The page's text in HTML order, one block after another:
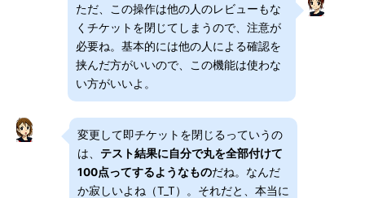
ただ、この操作は他の人のレビューもな
くチケットを閉じてしまうので、注意が
必要ね。基本的には他の人による確認を
挟んだ方がいいので、この機能は使わな
い方がいいよ。
変更して即チケットを閉じるっていうの
は、 テスト結果に自分で丸を全部付けて
100点ってするようなものだね。なんだ
か寂しいよね（T_T）。それだと、本当に